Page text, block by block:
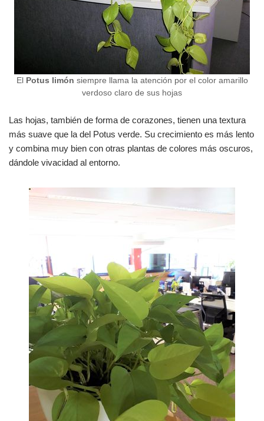
El Potus limón siempre llama la atención por el color amarillo
verdoso claro de sus hojas
Las hojas, también de forma de corazones, tienen una textura
más suave que la del Potus verde. Su crecimiento es más lento
y combina muy bien con otras plantas de colores más oscuros,
dándole vivacidad al entorno.